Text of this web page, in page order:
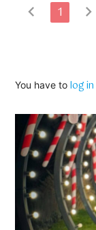
chevron_left 1 chevron_right
You have tolog in